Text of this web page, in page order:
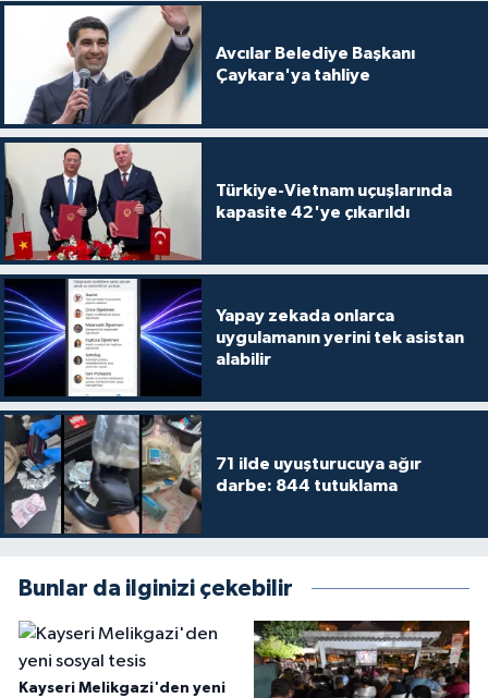
Avcılar Belediye Başkanı
Çaykara'ya tahliye
Türkiye-Vietnam uçuşlarında
kapasite 42'ye çıkarıldı
Yapay zekada onlarca
uygulamanın yerini tek asistan
alabilir
71 ilde uyuşturucuya ağır
darbe: 844 tutuklama
Bunlar da ilginizi çekebilir
Kayseri Melikgazi'den yeni